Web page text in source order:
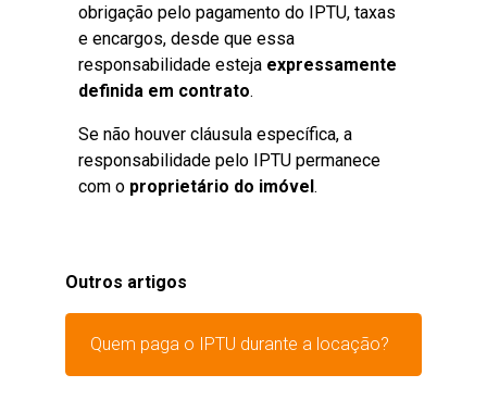
Outros artigos
Quem paga o IPTU durante a locação?
obrigação pelo pagamento do IPTU, taxas
e encargos, desde que essa
responsabilidade esteja expressamente
definida em contrato.
Se não houver cláusula específica, a
responsabilidade pelo IPTU permanece
com o proprietário do imóvel.